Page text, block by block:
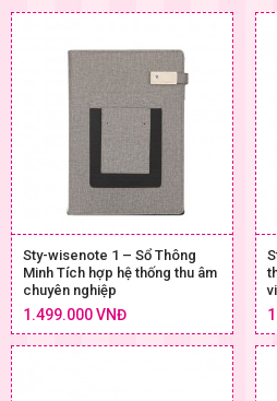
Sty-wisenote 1 – Sổ Thông
Minh Tích hợp hệ thống thu âm
chuyên nghiệp
1.499.000 VNĐ